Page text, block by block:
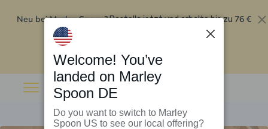
Neu bei Marley Spoon?Bestelle jetzt und erhalte bis zu 76 €
Rabatt auf deine ersten fünf Boxen
Welcome! You’ve
landed on Marley
Spoon DE
Do you want to switch to Marley
Spoon US to see our local offering?